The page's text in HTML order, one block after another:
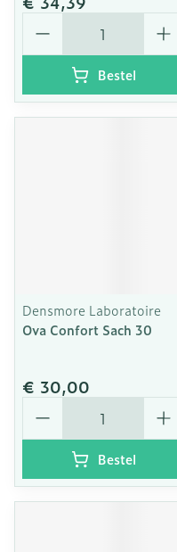
Aantal
Bestel
Densmore Laboratoire
Ova Confort Sach 30
€ 30,00
Aantal
Bestel